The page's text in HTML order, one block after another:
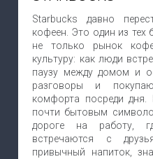
Starbucks давно
кофеен. Это один из тех
не только рынок
культуру: как люди
паузу между домом и
разговоры и
комфорта посреди
почти бытовым
дороге на работу,
встречаются с
привычный напиток,